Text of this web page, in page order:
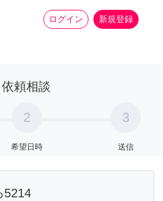
ログイン 新規登録
家事 more_horiz
依頼相談
2
希望日時
3
送信
5214